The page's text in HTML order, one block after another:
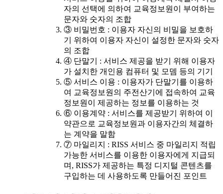
자의 선택에 의하여 교육정보원이 부여하는
문자와 숫자의 조합
③ 비밀번호 : 이용자 자신의 비밀을 보호하
기 위하여 이용자 자신이 설정한 문자와 숫자
의 조합
④ 단말기 : 서비스 제공을 받기 위해 이용자
가 설치한 개인용 컴퓨터 및 모뎀 등의 기기
⑤ 서비스 이용 : 이용자가 단말기를 이용하
여 교육정보원의 주전산기에 접속하여 교육
정보원이 제공하는 정보를 이용하는 것
⑥ 이용계약 : 서비스를 제공받기 위하여 이
약관으로 교육정보원과 이용자간의 체결하
는 계약을 말함
⑦ 마일리지 : RISS 서비스 중 마일리지 적립
가능한 서비스를 이용한 이용자에게 지급되
며, RISS가 제공하는 특정 디지털 콘텐츠를
구입하는 데 사용하도록 만들어진 포인트